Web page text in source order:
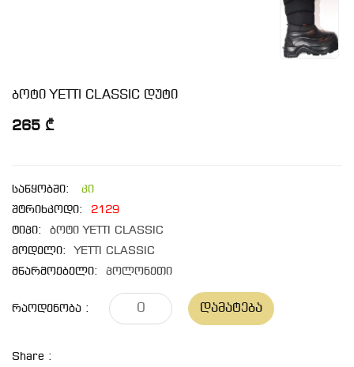
ბოტი YETTI CLASSIC დუტი
265 ₾
საწყობში:
კი
შტრიხკოდი:
2129
ტიპი:
ბოტი YETTI CLASSIC
მოდელი:
YETTI CLASSIC
მწარმოებელი:
პოლონეთი
Რაოდენობა : Დამატება
Share :